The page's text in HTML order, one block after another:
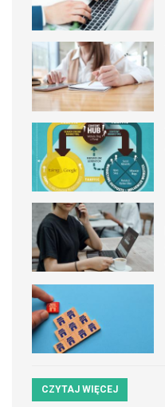
CZYTAJ WIĘCEJ